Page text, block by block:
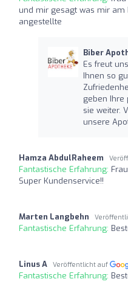
und mir gesagt was mir
angestellte
Biber
Es freut
Ihnen so
geben Ihre
sie weiter.
unsere
Hamza AbdulRaheem
Fantastische Erfahrung:
Super Kundenservice!!
Marten Langbehn
Fantastische Erfahrung:
Linus A Veröffentlicht auf
Fantastische Erfahrung: